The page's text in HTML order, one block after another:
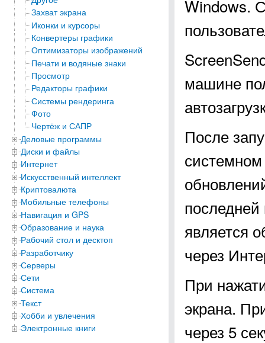
Захват экрана
Иконки и курсоры
Конвертеры графики
Оптимизаторы изображений
Печати и водяные знаки
Просмотр
Редакторы графики
Системы рендеринга
Фото
Чертёж и САПР
Деловые программы
Диски и файлы
Интернет
Искусственный интеллект
Криптовалюта
Мобильные телефоны
Навигация и GPS
Образование и наука
Рабочий стол и десктоп
Разработчику
Серверы
Сети
Система
Текст
Хобби и увлечения
Электронные книги
Windows.
машине
После
системном
является
через
При
экрана.
через 5